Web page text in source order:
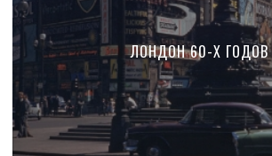
ЛОНДОН 60-Х ГОДОВ